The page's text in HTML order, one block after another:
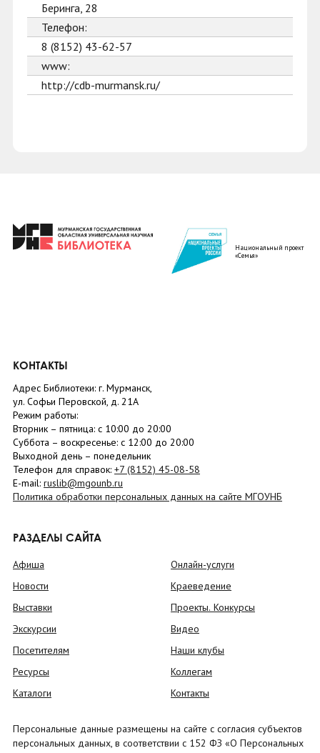
Беринга, 28
Телефон:
8 (8152) 43-62-57
www:
http://cdb-murmansk.ru/
Национальный проект
«Семья»
КОНТАКТЫ
Адрес Библиотеки: г. Мурманск,
ул. Софьи Перовской, д. 21А
Режим работы:
Вторник – пятница: с 10:00 до 20:00
Суббота – воскресенье: c 12:00 до 20:00
Выходной день – понедельник
Телефон для справок: +7 (8152) 45-08-58
E-mail: ruslib@mgounb.ru
Политика обработки персональных данных на сайте МГОУНБ
РАЗДЕЛЫ САЙТА
Афиша
Новости
Выставки
Экскурсии
Посетителям
Ресурсы
Каталоги
Онлайн-услуги
Краеведение
Проекты. Конкурсы
Видео
Наши клубы
Коллегам
Контакты
Персональные данные размещены на сайте с согласия субъектов
персональных данных, в соответствии с 152 ФЗ «О Персональных